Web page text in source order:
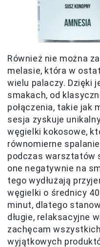
Również nie można
melasie, która w
wielu palaczy. Dzięki
smakach, od
połączenia, takie jak
sesja zyskuje
węgielki kokosowe,
równomierne
podczas warsztatów
one negatywnie na
tego wydłużają
węgielki o średnicy
minut, dlatego
długie, relaksacyjne
zachęcam
wyjątkowych